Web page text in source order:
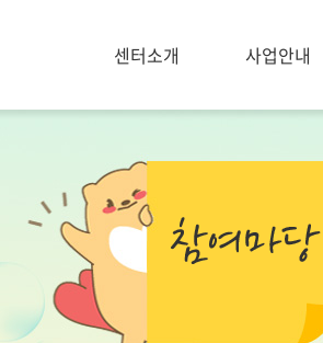
센터소개 사업안내